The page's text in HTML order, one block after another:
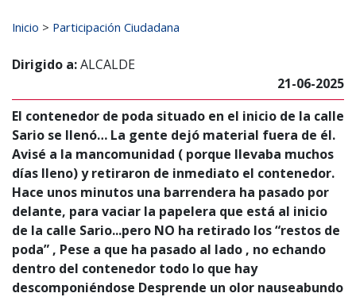
Buscar:
Inicio > Participación Ciudadana
Dirigido a:ALCALDE
21-06-2025
El contenedor de poda situado en el inicio de la calle
Sario se llenó… La gente dejó material fuera de él.
Avisé a la mancomunidad ( porque llevaba muchos
días lleno) y retiraron de inmediato el contenedor.
Hace unos minutos una barrendera ha pasado por
delante, para vaciar la papelera que está al inicio
de la calle Sario...pero NO ha retirado los “restos de
poda” , Pese a que ha pasado al lado , no echando
dentro del contenedor todo lo que hay
descomponiéndose Desprende un olor nauseabundo